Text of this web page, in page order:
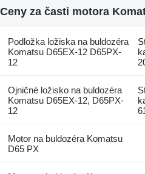
Ceny za časti motora
Podložka ložiska na buldozéra
Komatsu D65EX-12 D65PX-
12
Ojničné ložisko na buldozéra
Komatsu D65EX-12, D65PX-
12
Motor na buldozéra Komatsu
D65 PX